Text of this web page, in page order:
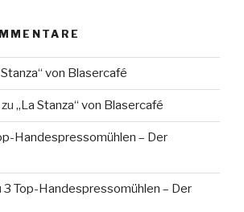
Stanza“ von Blasercafé
zu „La Stanza“ von Blasercafé
Handespressomühlen – Der
3 Top-Handespressomühlen – Der